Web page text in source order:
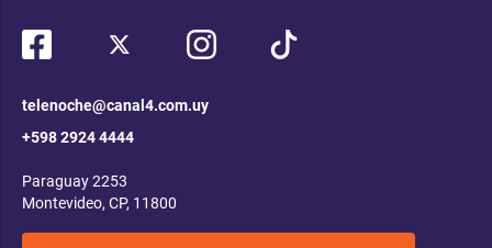
telenoche@canal4.com.uy
+598 2924 4444
Paraguay 2253
Montevideo, CP, 11800